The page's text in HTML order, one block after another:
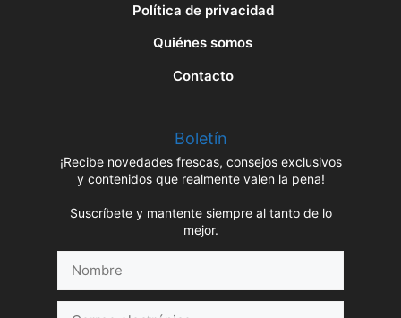
Política de privacidad
Quiénes somos
Contacto
Boletín
¡Recibe novedades frescas, consejos exclusivos
y contenidos que realmente valen la pena!
Suscríbete y mantente siempre al tanto de lo
mejor.